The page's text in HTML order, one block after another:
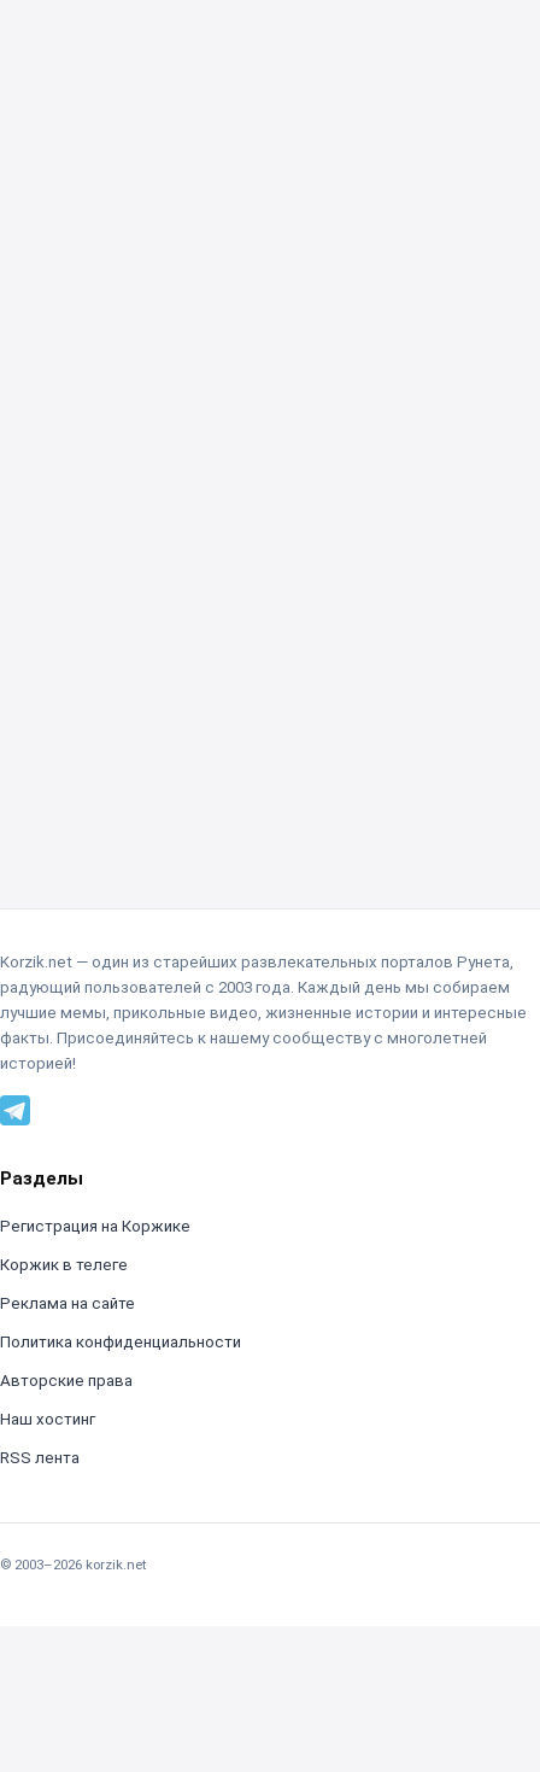
Korzik.net — один из старейших развлекательных порталов Рунета,
радующий пользователей с 2003 года. Каждый день мы собираем
лучшие мемы, прикольные видео, жизненные истории и интересные
факты. Присоединяйтесь к нашему сообществу с многолетней
историей!
Разделы
Регистрация на Коржике
Коржик в телеге
Реклама на сайте
Политика конфиденциальности
Авторские права
Наш хостинг
RSS лента
© 2003–2026 korzik.net